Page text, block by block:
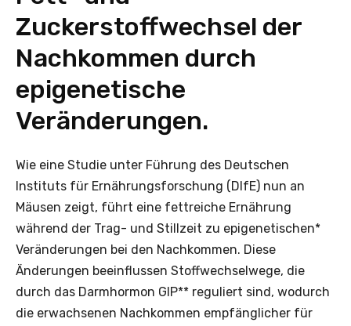
Zuckerstoffwechsel der
Nachkommen durch
epigenetische
Veränderungen.
Wie eine Studie unter Führung des Deutschen
Instituts für Ernährungsforschung (DIfE) nun an
Mäusen zeigt, führt eine fettreiche Ernährung
während der Trag- und Stillzeit zu epigenetischen*
Veränderungen bei den Nachkommen. Diese
Änderungen beeinflussen Stoffwechselwege, die
durch das Darmhormon GIP** reguliert sind, wodurch
die erwachsenen Nachkommen empfänglicher für